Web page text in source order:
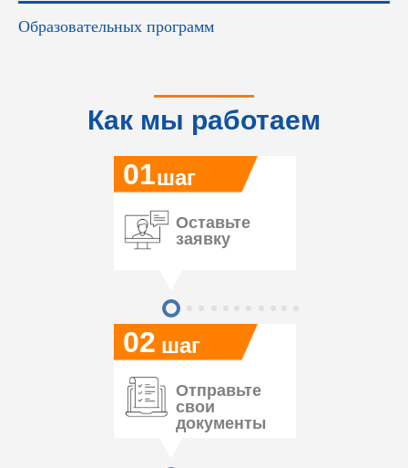
Образовательных программ
Как мы работаем
02
01
Оставьте
заявку
шаг
шаг
Отправьте
свои
документы